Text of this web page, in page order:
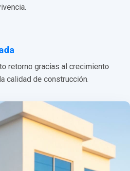
retorno gracias al crecimiento
calidad de construcción.